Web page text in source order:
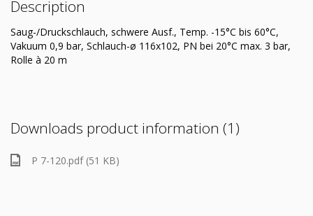
Description
Saug-/Druckschlauch, schwere Ausf., Temp. -15°C bis 60°C,
Vakuum 0,9 bar, Schlauch-ø 116x102, PN bei 20°C max. 3 bar,
Rolle à 20 m
Downloads product information (1)
P 7-120.pdf (51 KB)